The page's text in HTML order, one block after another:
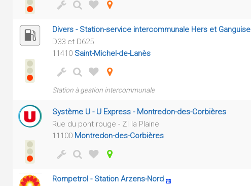
Divers - Station-service intercommunale Hers et Ganguise
D33 et D625
11410 Saint-Michel-de-Lanès
Station à gestion intercommunale
Système U - U Express - Montredon-des-Corbières
Rue du pont rouge - ZI la Plaine
11100 Montredon-des-Corbières
Rompetrol - Station Arzens-Nord